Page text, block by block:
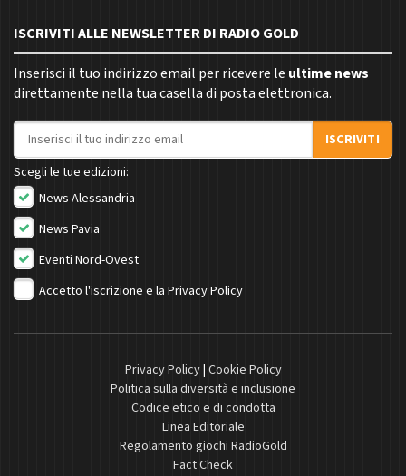
ISCRIVITI ALLE NEWSLETTER DI RADIO GOLD
Inserisci il tuo indirizzo email per ricevere le ultime news
direttamente nella tua casella di posta elettronica.
Indirizzo email
ISCRIVITI
Scegli le tue edizioni:
News Alessandria
News Pavia
Eventi Nord-Ovest
Accetto l'iscrizione e la Privacy Policy
Privacy Policy| Cookie Policy
Politica sulla diversità e inclusione
Codice etico e di condotta
Linea Editoriale
Regolamento giochi RadioGold
Fact Check